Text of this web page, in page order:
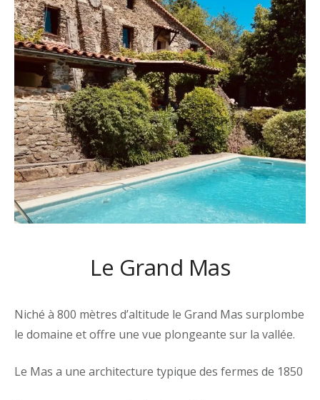
Le Grand Mas
Niché à 800 mètres d’altitude le Grand Mas surplombe
le domaine et offre une vue plongeante sur la vallée.
Le Mas a une architecture typique des fermes de 1850